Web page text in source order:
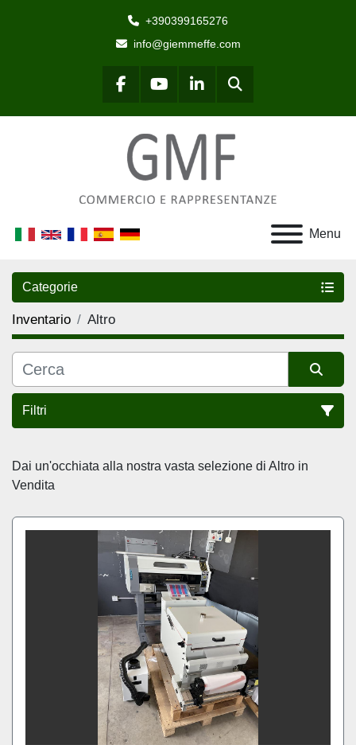
+390399165276
info@giemmeffe.com
facebookyoutubelinkedinCerca
Menu
Categorie
Inventario Altro
Filtri
Ordina per
Dai un'occhiata alla nostra vasta selezione di Altro in
Vendita